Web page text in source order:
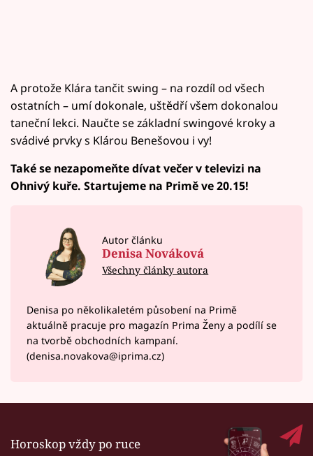
Přihlášení
Sledujte nás
A protože Klára tančit swing – na rozdíl od všech
ostatních – umí dokonale, uštědří všem dokonalou
taneční lekci. Naučte se základní swingové kroky a
svádivé prvky s Klárou Benešovou i vy!
Také se nezapomeňte dívat večer v televizi na
Ohnivý kuře. Startujeme na Primě ve 20.15!
Autor článku
Denisa Nováková
Všechny články autora
Denisa po několikaletém působení na Primě
aktuálně pracuje pro magazín Prima Ženy a podílí se
na tvorbě obchodních kampaní.
(denisa.novakova@iprima.cz)
Horoskop vždy po ruce